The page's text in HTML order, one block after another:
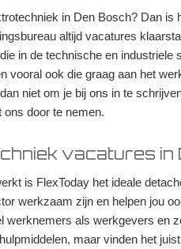
in Den Bosch? Dan
altijd vacatures
in de technische en
vooral ook die graag aan het
niet om je bij ons in te
door te nemen.
vacatures in
is FlexToday het ideale
werkzaam zijn en helpen jou
werknemers als werkgevers en
maar vinden het